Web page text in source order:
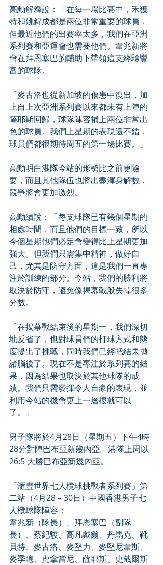
高勳解釋說：「在每一場比賽中，禾獲
特和姚錦成都是兩位非常重要的球員，
但最近他們的出賽率太多，我們在亞洲
系列賽和亞運會也需要他們。韋兆新將
會在拜恩塞巴的輔助下帶領這支經驗豐
富的球隊。
「麥古洛也從新加坡的傷患中復出，加
上自上次亞洲系列賽以來都未有上陣的
薩耶斯回歸，球隊陣容補上兩位非常出
色的球員。我們上星期的表現還不錯，
球員們都很期待周五的第一場比賽。」
高勳明白港隊今站的形勢比之前更險
要，而且其他隊伍也將出盡渾身解數，
競爭將會更加激烈。
高勳續說：「每支球隊已有幾個星期的
相處時間，而且他們的目標一致，所以
今個星期他們必定會變得比上星期更加
強大。但我們只需集中精神，做好自
己，尤其是防守方面，這是我們一直專
注於訓練的部分。今站，我們的勝利將
取決於防守，避免像揭幕戰般失掉很多
分數。
「在揭幕戰結束後的星期一，我們深切
地反省了，也對球員們的打球方式和態
度提出了挑戰，同時我們已經把結果拋
諸腦後了。現在不是專注於系列賽的結
果，因為結果也取決於其他球隊的成
績。我們只需發揮令人自豪的表現，並
利用今站的機會更上一層樓就可以
了。」
男子隊將於4月28日（星期五）下午4時
28分對陣巴布亞新幾內亞。港隊上周以
26:5 大勝巴布亞新幾內亞。
「滙豐世界七人欖球挑戰者系列賽」第
二站（4月28 – 30日）中國香港男子七
人欖球隊陣容：
韋兆新（隊長）、拜恩塞巴（副隊
長）、蔡紀駿、高凡戴爾、丹馬克、靴
貝特、麥古洛、麥堅力、麥堅尼韋斯、
麥季聰、虎拿當尼、薩耶斯、史戴爾斯